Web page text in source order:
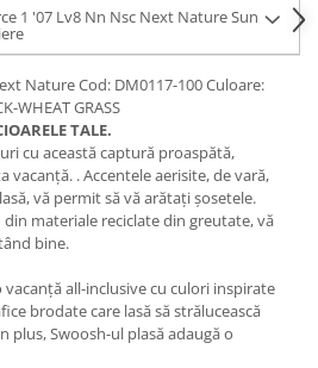
1 '07 Lv8 Nn Nsc Next Nature Sun
Nature Cod: DM0117-100 Culoare:
WHEAT GRASS
TALE.
cu această captură proaspătă,
vacanță. . Accentele aerisite, de vară,
vă permit să vă arătați șosetele.
materiale reciclate din greutate, vă
bine.
vacanță all-inclusive cu culori inspirate
brodate care lasă să strălucească
plus, Swoosh-ul plasă adaugă o